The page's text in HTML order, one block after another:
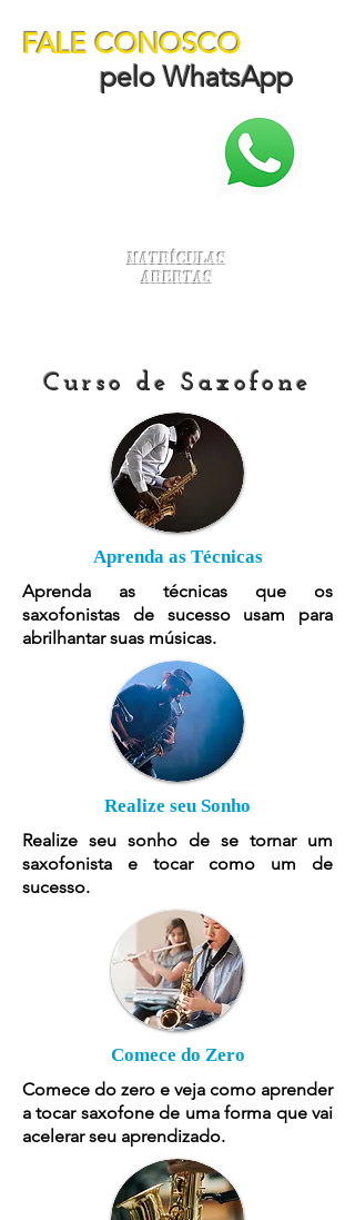
FALE CONOSCO
pelo WhatsApp
Matrículas
Abertas
Curso de Saxofone
Aprenda as Técnicas
Aprenda as técnicas que os
saxofonistas de sucesso usam para
abrilhantar suas músicas.
Realize seu Sonho
Realize seu sonho de se tornar um
saxofonista e tocar como um de
sucesso.
Comece do Zero
Comece do zero e veja como aprender
a tocar saxofone de uma forma que vai
acelerar seu aprendizado.